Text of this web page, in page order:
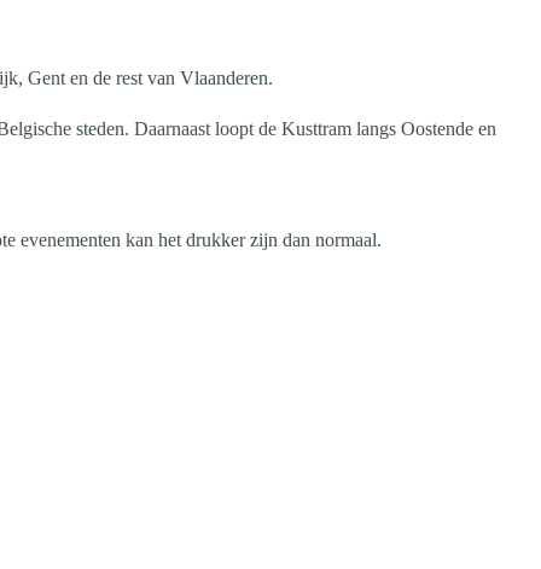
Gent en de rest van Vlaanderen.
steden. Daarnaast loopt de Kusttram langs Oostende en
evenementen kan het drukker zijn dan normaal.